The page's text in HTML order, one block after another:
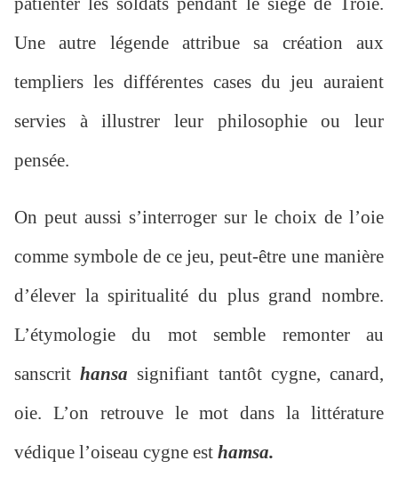
Une autre légende attribue sa création aux
templiers les différentes cases du jeu auraient
servies à illustrer leur philosophie ou leur
pensée.
On peut aussi s’interroger sur le choix de l’oie
comme symbole de ce jeu, peut-être une manière
d’élever la spiritualité du plus grand nombre.
L’étymologie du mot semble remonter au
sanscrithansasignifiant tantôt cygne, canard,
oie. L’on retrouve le mot dans la littérature
védique l’oiseau cygne est hamsa.